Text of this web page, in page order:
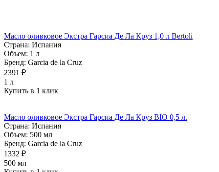
Масло оливковое Экстра Гарсиа Де Ла Круз 1,0 л Bertoli
Страна: Испания
Объем: 1 л
Бренд: Garcia de la Cruz
2391 ₽
1 л
Купить в 1 клик
Масло оливковое Экстра Гарсиа Де Ла Круз BIO 0,5 л.
Страна: Испания
Объем: 500 мл
Бренд: Garcia de la Cruz
1332 ₽
500 мл